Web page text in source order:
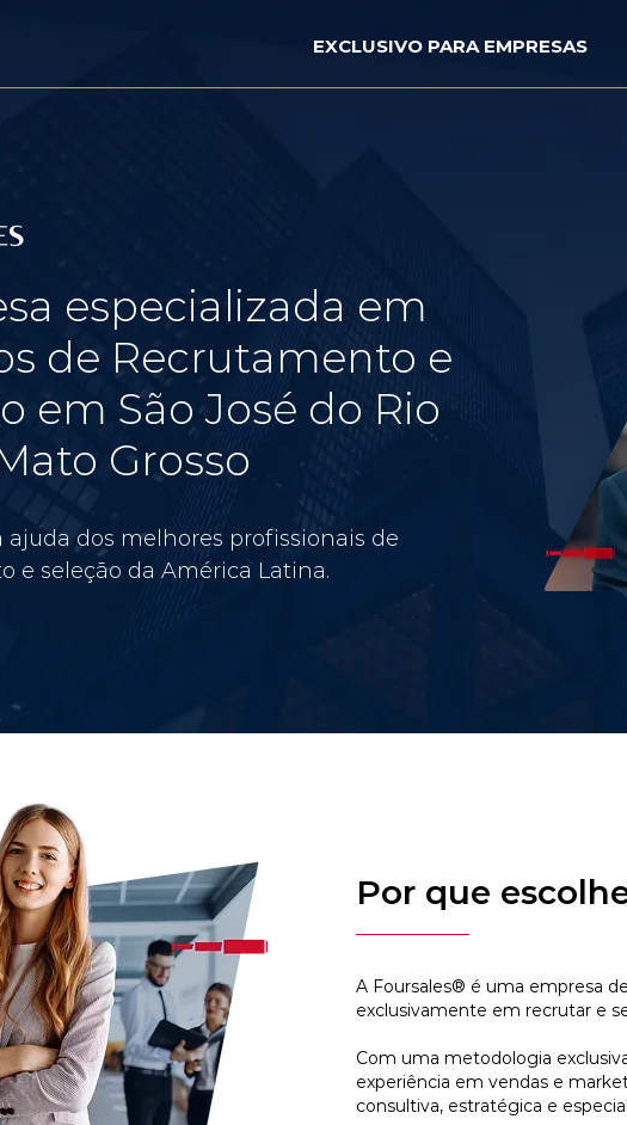
EXCLUSIVO PARA EMPRESAS
especializada em
de Recrutamento e
em São José do Rio
Grosso
ajuda dos melhores profissionais de
e seleção da América Latina.
Por que
A Foursales® é uma empresa
exclusivamente em recrutar e
Com uma metodologia
experiência em vendas e
consultiva, estratégica e